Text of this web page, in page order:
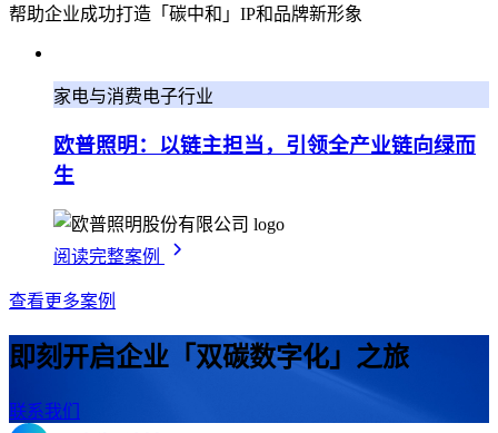
帮助企业成功打造「碳中和」IP和品牌新形象
家电与消费电子行业
欧普照明：以链主担当，引领全产业链向绿而
生
阅读完整案例
查看更多案例
即刻开启企业「双碳数字化」之旅
联系我们